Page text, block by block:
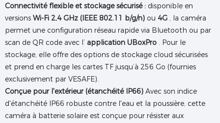
Connectivité flexible et stockage sécurisé : disponible en
versions Wi-Fi 2,4 GHz (IEEE 802.11 b/g/n) ou 4G , la caméra
permet une configuration réseau rapide via Bluetooth ou par
scan de QR code avec l’ application UBoxPro . Pour le
stockage, elle offre des options de stockage cloud sécurisées
et prend en charge les cartes TF jusqu’à 256 Go (fournies
exclusivement par VESAFE).
Conçue pour l'extérieur (étanchéité IP66) Avec son indice
d'étanchéité IP66 robuste contre l'eau et la poussière, cette
caméra à batterie solaire est conçue pour résister aux